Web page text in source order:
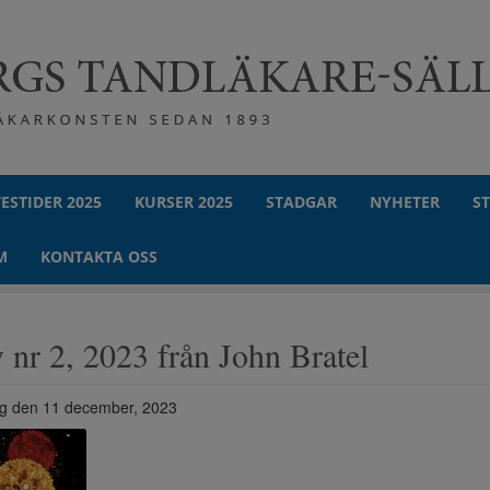
2025 KURSER 2025 STADGAR NYHETER
KONTAKTA OSS
nr 2, 2023 från John Bratel
den 11 december, 2023